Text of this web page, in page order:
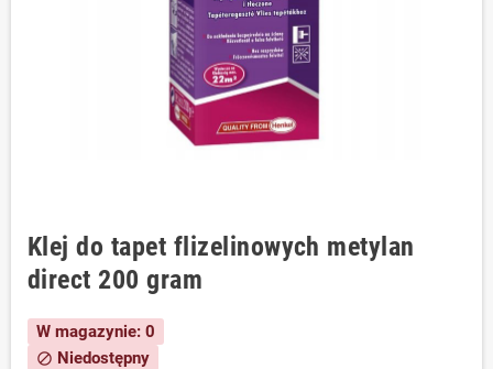
Klej do tapet flizelinowych metylan
direct 200 gram
W magazynie: 0
block Niedostępny